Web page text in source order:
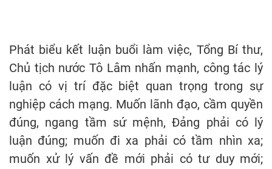
Phát biểu kết luận buổi làm việc, Tổng Bí thư,
Chủ tịch nước Tô Lâm nhấn mạnh, công tác lý
luận có vị trí đặc biệt quan trọng trong sự
nghiệp cách mạng. Muốn lãnh đạo, cầm quyền
đúng, ngang tầm sứ mệnh, Đảng phải có lý
luận đúng; muốn đi xa phải có tầm nhìn xa;
muốn xử lý vấn đề mới phải có tư duy mới;